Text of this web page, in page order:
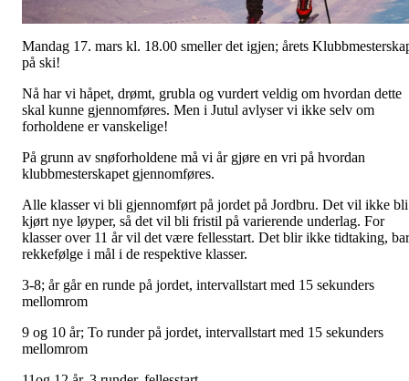
Mandag 17. mars kl. 18.00 smeller det igjen; årets
på ski!
Nå har vi håpet, drømt, grubla og vurdert veldig om hvordan dette
skal kunne gjennomføres. Men i Jutul avlyser vi ikke selv om
forholdene er vanskelige!
På grunn av snøforholdene må vi år gjøre en vri på hvordan
klubbmesterskapet gjennomføres.
Alle klasser vi bli gjennomført på jordet på Jordbru. Det vil ikke bli
kjørt nye løyper, så det vil bli fristil på varierende underlag. For
klasser over 11 år vil det være fellesstart. Det blir ikke tidtaking,
rekkefølge i mål i de respektive klasser.
3-8; år går en runde på jordet, intervallstart med 15 sekunders
mellomrom
9 og 10 år; To runder på jordet, intervallstart med 15 sekunders
mellomrom